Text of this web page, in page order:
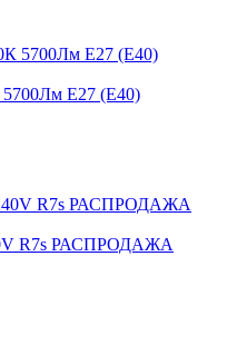
5700Лм Е27 (Е40)
R7s РАСПРОДАЖА